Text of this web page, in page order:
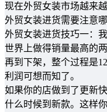
现在外贸女装市场越来
外贸女装进货需要注意
外贸女装进货技巧一：
世界上做得销量最高的
再到下架，整个过程是
利润可想而知了。
如果你的店做到了更新
什么时候到新款。这样